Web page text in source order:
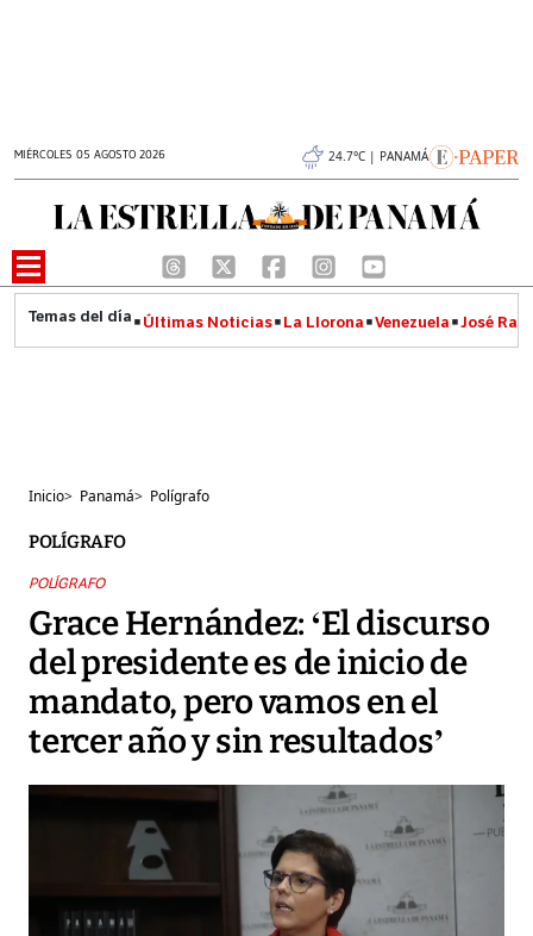
MIÉRCOLES 05 AGOSTO 2026 24.7°C | PANAMÁ
Últimas Noticias La Llorona Venezuela José
Inicio> Panamá> Polígrafo
POLÍGRAFO
POLÍGRAFO
Grace Hernández: ‘El discurso
del presidente es de inicio de
mandato, pero vamos en el
tercer año y sin resultados’